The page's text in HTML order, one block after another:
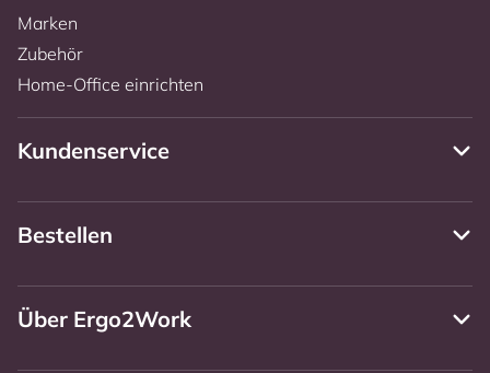
Marken
Zubehör
Home-Office einrichten
Kundenservice
Bestellen
Über Ergo2Work